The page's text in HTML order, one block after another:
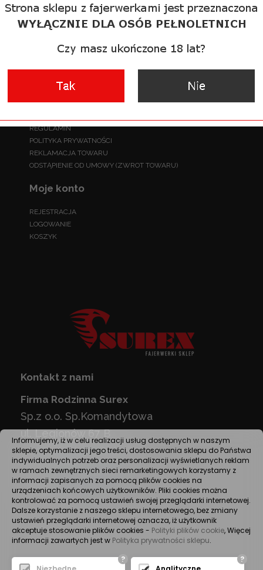
ŻYCZYMY UDANYCH ZAKUPÓW
Informacje
REGULAMIN
POLITYKA PRYWATNOŚCI
REKLAMACJA TOWARU
ODSTĄPIENIE OD UMOWY (ZWROT TOWARU)
Moje konto
REJESTRACJA
LOGOWANIE
KOSZYK
Kontakt z nami
Firma Rodzinna Surex
Sp.z o.o. Sp.Komandytowa
ul. Legionów 67 B
43-300 Bielsko-Biała PL
tel.(033) 819-35-98
E-mail:sklep@surex.pl
NIP:937-271-52-72
NR KONTA: PKO S.A. 11 1240 6449 1111 0000 5277 9134
Informujemy, iż w celu realizacji usług dostępnych w naszym
sklepie, optymalizacji jego treści, dostosowania sklepu do Państwa
indywidualnych potrzeb oraz personalizacji wyświetlanych reklam
w ramach zewnętrznych sieci remarketingowych korzystamy z
informacji zapisanych za pomocą plików cookies na
urządzeniach końcowych użytkowników. Pliki cookies można
kontrolować za pomocą ustawień swojej przeglądarki internetowej.
Dalsze korzystanie z naszego sklepu internetowego, bez zmiany
ustawień przeglądarki internetowej oznacza, iż użytkownik
akceptuje stosowanie plików cookies - Polityki plików cookie, Więcej
informacji zawartych jest w Polityka prywatności sklepu.
?
?